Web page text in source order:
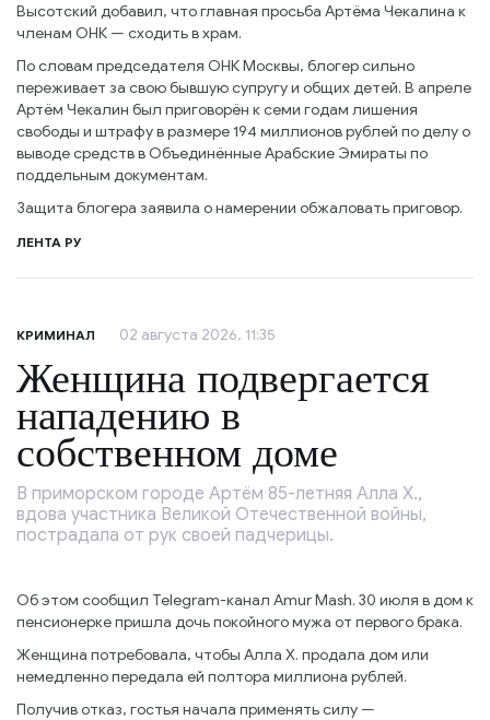
Высотский добавил, что главная просьба Артёма Чекалина к
членам ОНК — сходить в храм.
По словам председателя ОНК Москвы, блогер сильно
переживает за свою бывшую супругу и общих детей. В апреле
Артём Чекалин был приговорён к семи годам лишения
свободы и штрафу в размере 194 миллионов рублей по делу о
выводе средств в Объединённые Арабские Эмираты по
поддельным документам.
Защита блогера заявила о намерении обжаловать приговор.
ЛЕНТА РУ
КРИМИНАЛ 02 августа 2026, 11:35
Женщина подвергается
нападению в
собственном доме
В приморском городе Артём 85-летняя Алла Х.,
вдова участника Великой Отечественной войны,
пострадала от рук своей падчерицы.
Об этом сообщил Telegram-канал Amur Mash. 30 июля в дом к
пенсионерке пришла дочь покойного мужа от первого брака.
Женщина потребовала, чтобы Алла Х. продала дом или
немедленно передала ей полтора миллиона рублей.
Получив отказ, гостья начала применять силу —